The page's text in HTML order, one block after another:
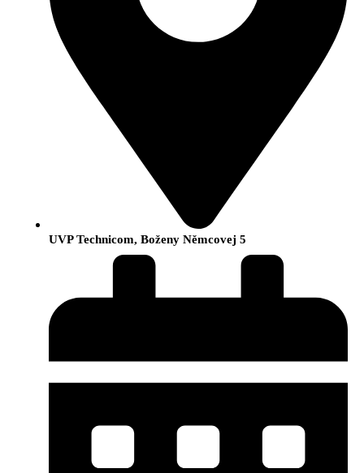
UVP Technicom, Boženy Němcovej 5